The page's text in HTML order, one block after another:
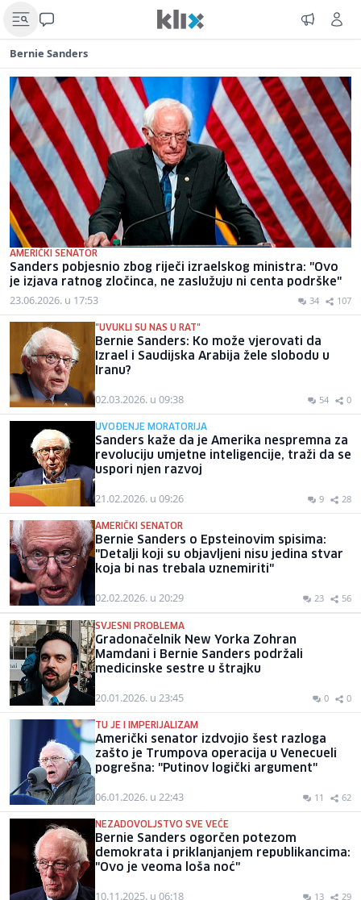
Bernie Sanders
AMERIČKI SENATOR
Sanders pobjesnio zbog riječi izraelskog ministra: "Ovo
je izjava ratnog zločinca, ne zaslužuju ni centa podrške"
23.06.2026. u 17:53 34 107
"UVUKLI SU NAS U RAT"
Bernie Sanders: Ko može vjerovati da
Izrael i Saudijska Arabija žele slobodu u
Iranu?
02.03.2026. u 09:38 54 0
UVOĐENJE MORATORIJA
Sanders kaže da je Amerika nespremna za
revoluciju umjetne inteligencije, traži da se
uspori njen razvoj
21.02.2026. u 09:26 9 28
AMERIČKI SENATOR
Bernie Sanders o Epsteinovim spisima:
"Detalji koji su objavljeni nisu jedina stvar
koja bi nas trebala uznemiriti"
02.02.2026. u 20:29 23 56
SVJESNI PROBLEMA
Gradonačelnik New Yorka Zohran
Mamdani i Bernie Sanders podržali
medicinske sestre u štrajku
20.01.2026. u 23:45 0 0
TU JE I IMPERIJALIZAM
Američki senator izdvojio šest razloga
zašto je Trumpova operacija u Venecueli
pogrešna: "Putinov logički argument"
06.01.2026. u 22:43 11 62
NEZADOVOLJSTVO SVE VEĆE
Bernie Sanders ogorčen potezom
demokrata i priklanjanjem republikancima:
"Ovo je veoma loša noć"
10.11.2025. u 06:18 13 29